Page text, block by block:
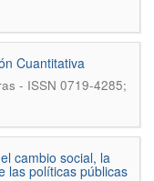
Cuantitativa
- ISSN 0719-4285;
cambio social, la
las políticas públicas